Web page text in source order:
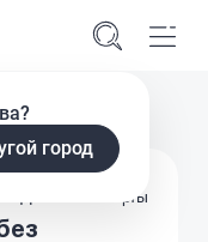
город
Дебетовые карты